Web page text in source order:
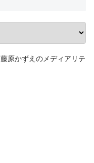
原かずえのメディアリテ